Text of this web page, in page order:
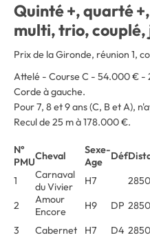
Quinté +, quarté
multi, trio, couplé,
Prix de la Gironde, réunion 1,
Attelé - Course C - 54.000 € -
Corde à gauche.
Pour 7, 8 et 9 ans (C, B et A),
Recul de 25 m à 178.000 €.
N°
PMUCheval
Sexe-
Age
Déf
1
Carnaval
du Vivier
H7
2
Amour
Encore
H9 DP
3
Cabernet H7 D4